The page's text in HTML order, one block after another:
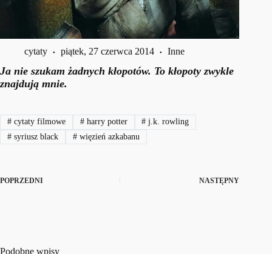
cytaty piątek, 27 czerwca 2014 Inne
Ja nie szukam żadnych kłopotów. To kłopoty zwykle
znajdują mnie.
#cytaty filmowe #harry potter # j.k. rowling
#syriusz black #więzień azkabanu
POPRZEDNI NASTĘPNY
Podobne wpisy